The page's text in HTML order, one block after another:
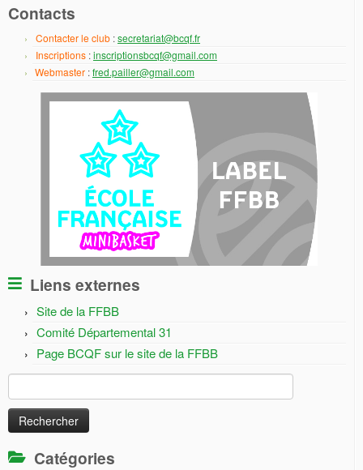
Contacts
Contacter le club :secretariat@bcqf.fr
Inscriptions :inscriptionsbcqf@gmail.com
Webmaster :fred.pailler@gmail.com
Liens externes
Site de la FFBB
Comité Départemental 31
Page BCQF sur le site de la FFBB
Rechercher :
Catégories